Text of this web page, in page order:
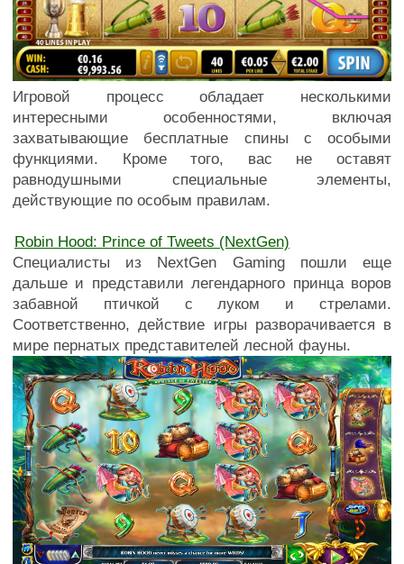
Игровой процесс обладает несколькими
интересными особенностями, включая
захватывающие бесплатные спины с особыми
функциями. Кроме того, вас не оставят
равнодушными специальные элементы,
действующие по особым правилам.
Robin Hood: Prince of Tweets (NextGen)
Специалисты из NextGen Gaming пошли еще
дальше и представили легендарного принца воров
забавной птичкой с луком и стрелами.
Соответственно, действие игры разворачивается в
мире пернатых представителей лесной фауны.